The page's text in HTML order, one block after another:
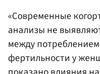
«Современные
анализы не
между
фертильности у